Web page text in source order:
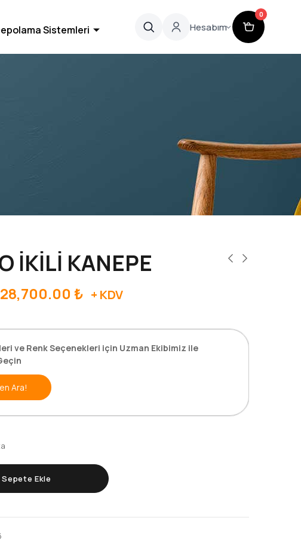
Sistemleri Hesabım
0
İKİLİ KANEPE
28,700.00 ₺ + KDV
ve Renk Seçenekleri için Uzman Ekibimiz ile
Ara!
Sepete Ekle